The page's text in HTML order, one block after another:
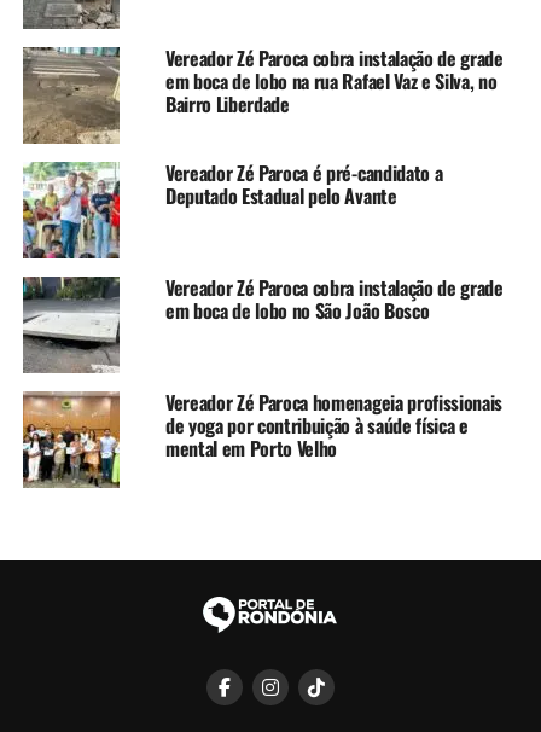
Vereador Zé Paroca cobra instalação de grade
em boca de lobo na rua Rafael Vaz e Silva, no
Bairro Liberdade
Vereador Zé Paroca é pré-candidato a
Deputado Estadual pelo Avante
Vereador Zé Paroca cobra instalação de grade
em boca de lobo no São João Bosco
Vereador Zé Paroca homenageia profissionais
de yoga por contribuição à saúde física e
mental em Porto Velho